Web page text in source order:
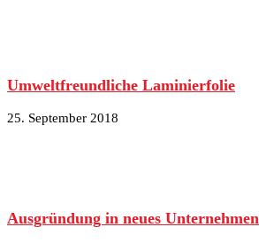
Umweltfreundliche Laminierfolie
25. September 2018
Ausgründung in neues Unternehmen